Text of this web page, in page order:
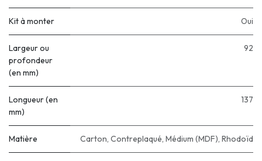
Kit à monter Oui
Largeur ou
profondeur
(en mm)
92
Longueur (en
mm)
137
Matière Carton, Contreplaqué, Médium (MDF), Rhodoïd